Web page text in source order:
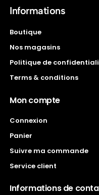
Informations
Boutique
Nos magasins
Politique de
Terms & conditions
Mon compte
Connexion
Panier
Suivre ma commande
Service client
Informations de